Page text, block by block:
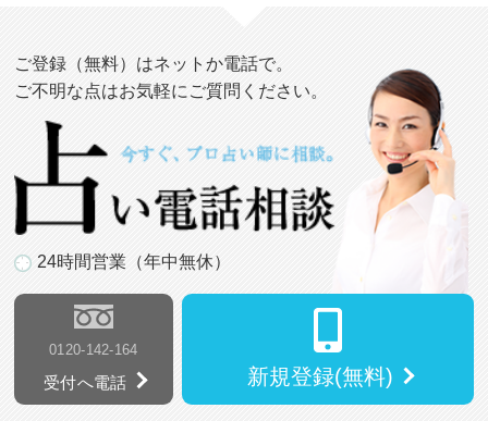
ご登録（無料）はネットか電話で。
ご不明な点はお気軽にご質問ください。
24時間営業（年中無休）
0120-142-164
受付へ電話 新規登録(無料)